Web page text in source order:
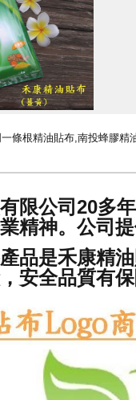
條根精油貼布,南投蜂膠精
限公司20多
精神。公司
品是禾康精
安全品質有